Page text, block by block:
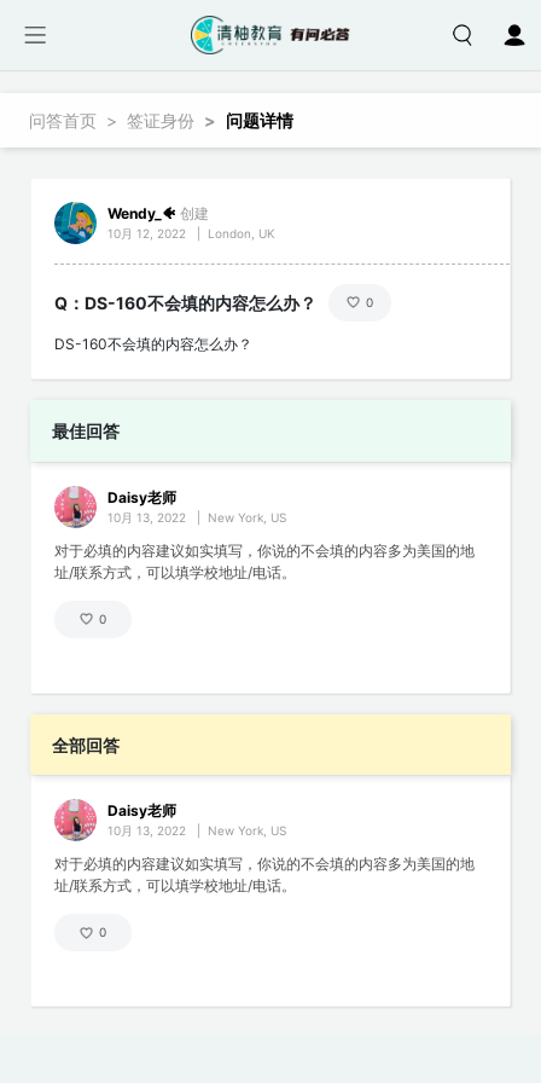
面包屑
问答首页 签证身份 问题详情
Wendy_🐠 创建
10月 12, 2022 London, UK
Q：DS-160不会填的内容怎么办？ 0
DS-160不会填的内容怎么办？
最佳回答
Daisy老师
10月 13, 2022 New York, US
对于必填的内容建议如实填写，你说的不会填的内容多为美国的地
址/联系方式，可以填学校地址/电话。
0
全部回答
Daisy老师
10月 13, 2022 New York, US
对于必填的内容建议如实填写，你说的不会填的内容多为美国的地
址/联系方式，可以填学校地址/电话。
0